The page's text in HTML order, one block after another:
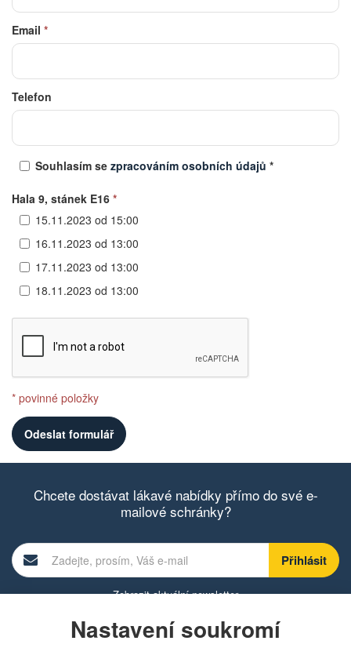
Nastavení soukromí
Email *
Telefon
Souhlasím se zpracováním osobních údajů *
Hala 9, stánek E16 *
15.11.2023 od 15:00
16.11.2023 od 13:00
17.11.2023 od 13:00
18.11.2023 od 13:00
* povinné položky
Chcete dostávat lákavé nabídky přímo do své e-
mailové schránky?
Zobrazit aktuální newsletter